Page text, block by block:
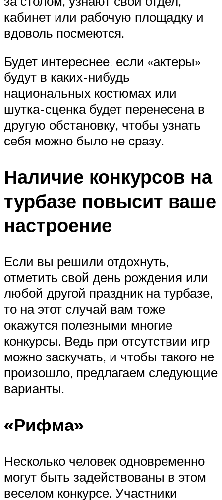
кабинет или рабочую площадку и
вдоволь посмеются.
Будет интереснее, если «актеры»
будут в каких-нибудь
национальных костюмах или
шутка-сценка будет перенесена в
другую обстановку, чтобы узнать
себя можно было не сразу.
Наличие конкурсов на
турбазе повысит ваше
настроение
Если вы решили отдохнуть,
отметить свой день рождения или
любой другой праздник на турбазе,
то на этот случай вам тоже
окажутся полезными многие
конкурсы. Ведь при отсутствии игр
можно заскучать, и чтобы такого не
произошло, предлагаем следующие
варианты.
«Рифма»
Несколько человек одновременно
могут быть задействованы в этом
веселом конкурсе. Участники